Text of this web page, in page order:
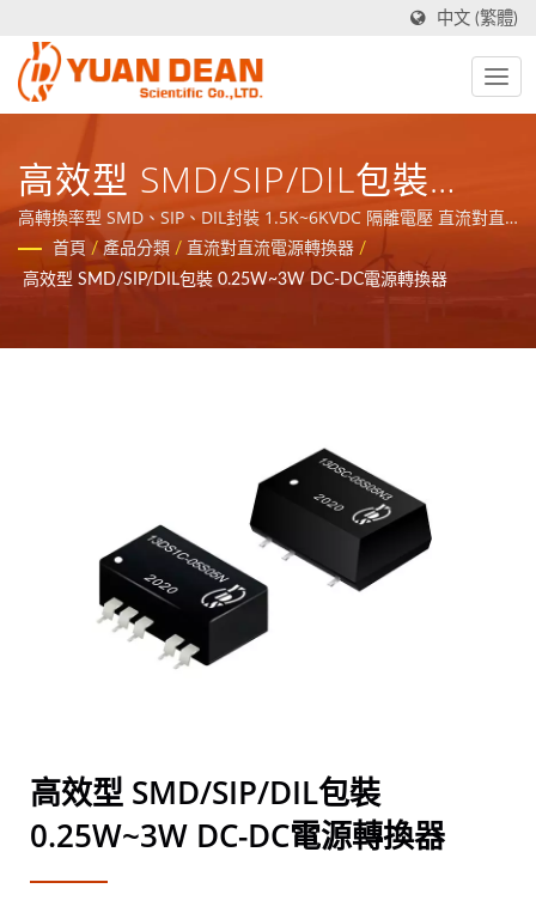
中文 (繁體)
高效型 SMD/SIP/DIL包裝
0.25W~3W DC-DC電源轉換器
高轉換率型 SMD、SIP、DIL封裝 1.5K~6KVDC 隔離電壓 直流對直
流電源轉換器 / 元冊科技於1990年成立於台灣台南，工廠禾茂電子
則在1995年成立於中國廈門，我們是業界領先的電源與磁性元件製
首頁 / 產品分類 / 直流對直流電源轉換器 /
高效型 SMD/SIP/DIL包裝 0.25W~3W DC-DC電源轉換器
高效型 SMD/SIP/DIL包裝
0.25W~3W DC-DC電源轉換器